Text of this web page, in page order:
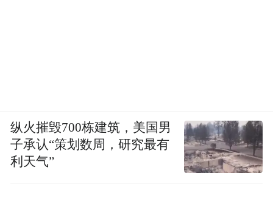
纵火摧毁700栋建筑，美国男
子承认“策划数周，研究最有
利天气”